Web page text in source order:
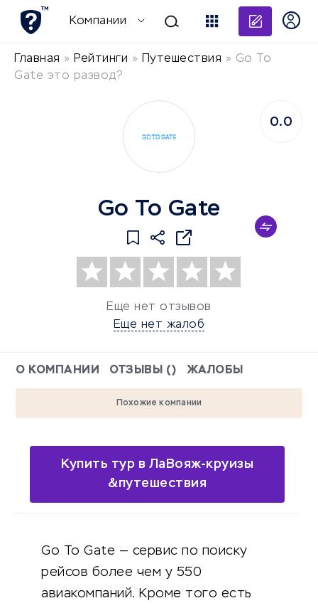
Компании
Главная » Рейтинги » Путешествия » Go To
Gate это развод?
Go To Gate
Еще нет отзывов
Еще нет жалоб
0.0
О КОМПАНИИ ОТЗЫВЫ () ЖАЛОБЫ
Похожие компании
Купить тур в ЛаВояж-круизы
&путешествия
Go To Gate — сервис по поиску
рейсов более чем у 550
авиакомпаний. Кроме того есть